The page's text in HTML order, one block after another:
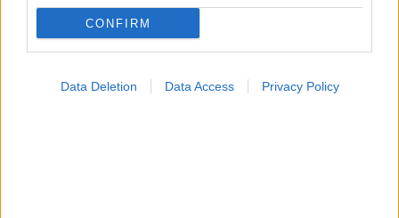
CONFIRM
Data Deletion Data Access Privacy Policy
ΜΠΕΙΤΕ ΣΤΗ ΣΥΖΗΤΗΣΗ
Loading...